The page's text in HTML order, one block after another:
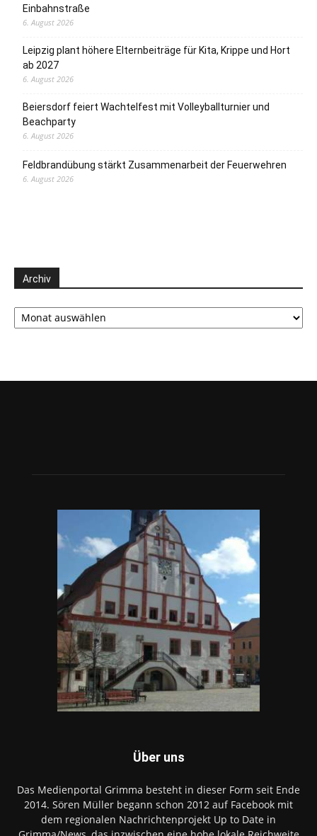
Einbahnstraße
6. August 2026
Leipzig plant höhere Elternbeiträge für Kita, Krippe und Hort
ab 2027
6. August 2026
Beiersdorf feiert Wachtelfest mit Volleyballturnier und
Beachparty
6. August 2026
Feldbrandübung stärkt Zusammenarbeit der Feuerwehren
6. August 2026
Archiv
Archiv
Über uns
Das Medienportal Grimma besteht in dieser Form seit Ende
2014. Sören Müller begann schon 2012 auf Facebook mit
dem regionalen Nachrichtenprojekt Up to Date in